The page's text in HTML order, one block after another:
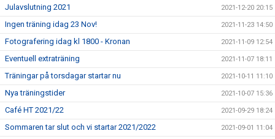
Julavslutning 2021 2021-12-20 20:15
Ingen träning idag 23 Nov! 2021-11-23 14:50
Fotografering idag kl 1800 - Kronan 2021-11-09 12:54
Eventuell extraträning 2021-11-07 18:11
Träningar på torsdagar startar nu 2021-10-11 11:10
Nya träningstider 2021-10-07 15:36
Café HT 2021/22 2021-09-29 18:24
Sommaren tar slut och vi startar 2021/2022 2021-09-01 11:04